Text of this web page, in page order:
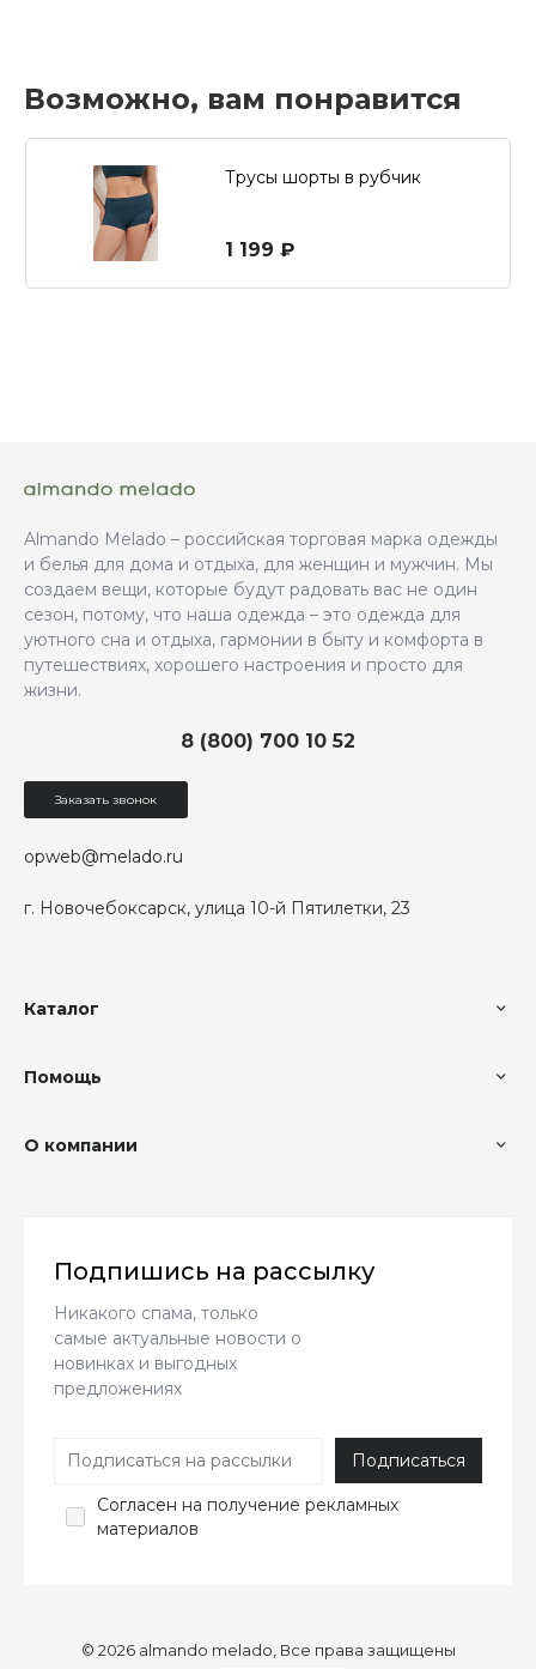
Возможно, вам понравится
Трусы шорты в рубчик
1 199 ₽
Almando Melado – российская торговая марка одежды
и белья для дома и отдыха, для женщин и мужчин. Мы
создаем вещи, которые будут радовать вас не один
сезон, потому, что наша одежда – это одежда для
уютного сна и отдыха, гармонии в быту и комфорта в
путешествиях, хорошего настроения и просто для
жизни.
г. Новочебоксарск, улица 10-й Пятилетки, 23
8 (800) 700 10 52
opweb@melado.ru
Заказать звонок
Каталог
Помощь
О компании
Подпишись на рассылку
Никакого спама, только
самые актуальные новости о
новинках и выгодных
предложениях
Согласен на получение рекламных
материалов
© 2026 almando melado, Все права защищены